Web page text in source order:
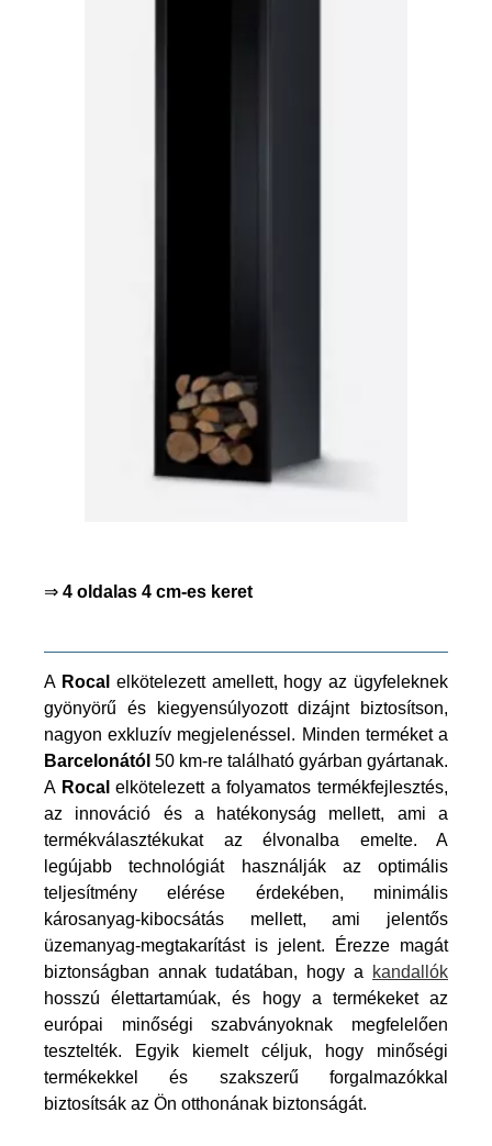
⇒ 4 oldalas 4 cm-es keret
A Rocal elkötelezett amellett, hogy az ügyfeleknek
gyönyörű és kiegyensúlyozott dizájnt biztosítson,
nagyon exkluzív megjelenéssel. Minden terméket a
Barcelonától 50 km-re található gyárban gyártanak.
A Rocal elkötelezett a folyamatos termékfejlesztés,
az innováció és a hatékonyság mellett, ami a
termékválasztékukat az élvonalba emelte. A
legújabb technológiát használják az optimális
teljesítmény elérése érdekében, minimális
károsanyag-kibocsátás mellett, ami jelentős
üzemanyag-megtakarítást is jelent. Érezze magát
biztonságban annak tudatában, hogy a
kandallók
hosszú élettartamúak, és hogy a termékeket az
európai minőségi szabványoknak megfelelően
tesztelték. Egyik kiemelt céljuk, hogy minőségi
termékekkel és szakszerű forgalmazókkal
biztosítsák az Ön otthonának biztonságát.